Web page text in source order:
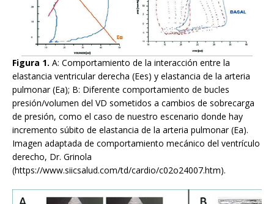
Figura 1. A: Comportamiento de la interacción entre la
elastancia ventricular derecha (Ees) y elastancia de la arteria
pulmonar (Ea); B: Diferente comportamiento de bucles
presión/volumen del VD sometidos a cambios de sobrecarga
de presión, como el caso de nuestro escenario donde hay
incremento súbito de elastancia de la arteria pulmonar (Ea).
Imagen adaptada de comportamiento mecánico del ventrículo
derecho, Dr. Grinola
(https://www.siicsalud.com/td/cardio/c02o24007.htm).